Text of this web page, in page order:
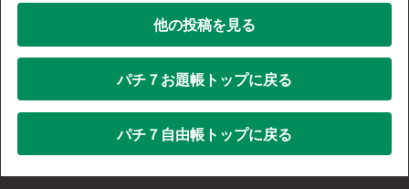
他の投稿を見る
パチ７お題帳トップに戻る
パチ７自由帳トップに戻る